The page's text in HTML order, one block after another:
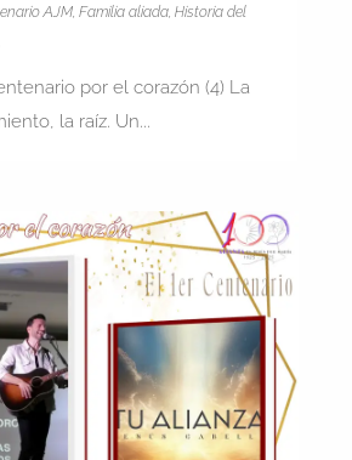
AJM, Familia aliada, Historia del
por el corazón (4) La
la raíz. Un...